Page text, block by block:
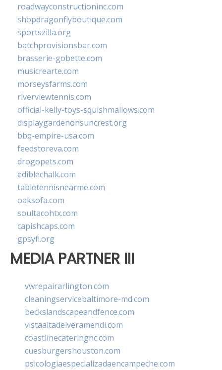
roadwayconstructioninc.com
shopdragonflyboutique.com
sportszilla.org
batchprovisionsbar.com
brasserie-gobette.com
musicrearte.com
morseysfarms.com
riverviewtennis.com
official-kelly-toys-squishmallows.com
displaygardenonsuncrest.org
bbq-empire-usa.com
feedstoreva.com
drogopets.com
ediblechalk.com
tabletennisnearme.com
oaksofa.com
soultacohtx.com
capishcaps.com
gpsyfl.org
MEDIA PARTNER III
vwrepairarlington.com
cleaningservicebaltimore-md.com
beckslandscapeandfence.com
vistaaltadelveramendi.com
coastlinecateringnc.com
cuesburgershouston.com
psicologiaespecializadaencampeche.com